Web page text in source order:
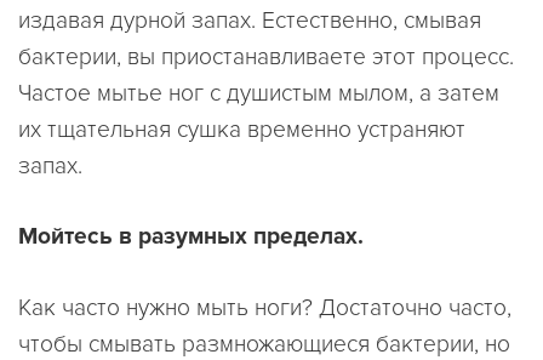
издавая дурной запах. Естественно, смывая
бактерии, вы приостанавливаете этот процесс.
Частое мытье ног с душистым мылом, а затем
их тщательная сушка временно устраняют
запах.
Мойтесь в разумных пределах.
Как часто нужно мыть ноги? Достаточно часто,
чтобы смывать размножающиеся бактерии, но